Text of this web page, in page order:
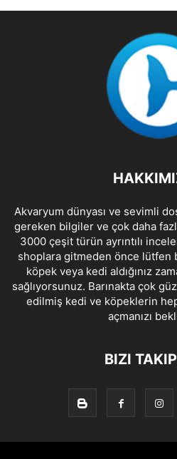
Akvaryum dünyası ve sevimli
gereken bilgiler ve çok daha
3000 çeşit türün ayrıntılı
shoplara gitmeden önce lütfen
köpek veya kedi aldığınız
sağlıyorsunuz. Barınakta çok
edilmiş kedi ve köpeklerin
açmanızı
BIZI